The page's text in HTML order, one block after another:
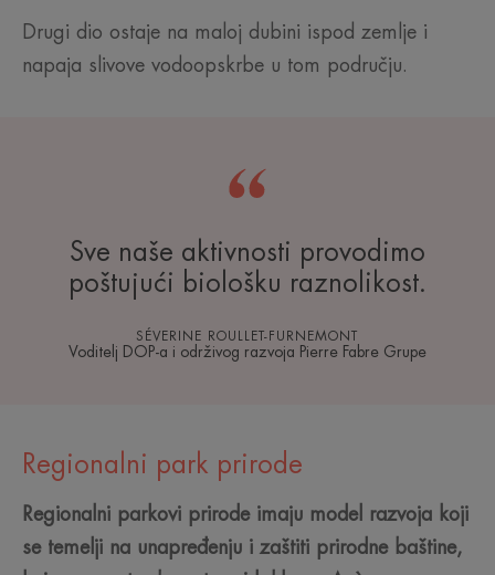
Drugi dio ostaje na maloj dubini ispod zemlje i
napaja slivove vodoopskrbe u tom području.
Sve naše aktivnosti provodimo
poštujući biološku raznolikost.
SÉVERINE ROULLET-FURNEMONT
Voditelj DOP-a i održivog razvoja Pierre Fabre Grupe
Regionalni park prirode
Regionalni parkovi prirode imaju model razvoja koji
se temelji na unapređenju i zaštiti prirodne baštine,